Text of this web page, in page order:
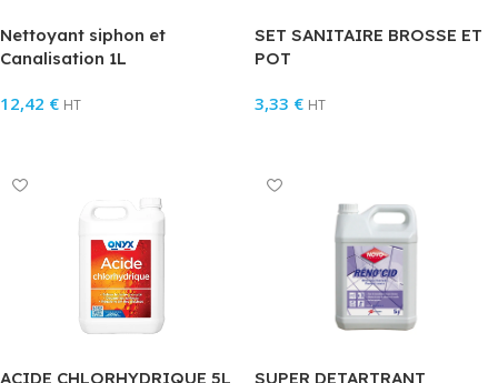
Nettoyant siphon et
Canalisation 1L
12,42 € HT
SET SANITAIRE BROSSE ET
POT
3,33 € HT
ACIDE CHLORHYDRIQUE 5L
SUPER DETARTRANT